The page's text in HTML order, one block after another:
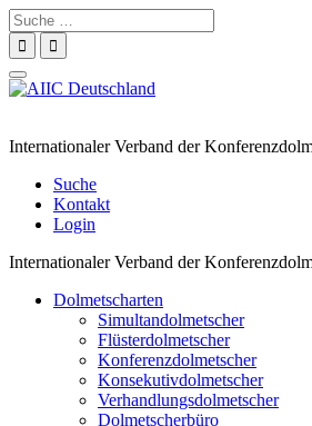
Suche
nach:
Navigation
umschalten
Internationaler Verband der
Suche
Kontakt
Login
Internationaler Verband der
Dolmetscharten
Simultandolmetscher
Flüsterdolmetscher
Konferenzdolmetscher
Konsekutivdolmetscher
Verhandlungsdolmetscher
Dolmetscherbüro